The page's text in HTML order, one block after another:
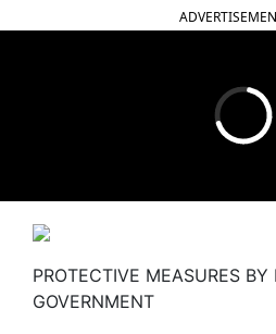
PROTECTIVE MEASURES BY
GOVERNMENT